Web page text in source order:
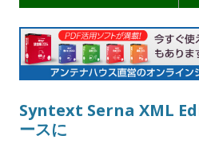
Syntext Serna XML
ースに